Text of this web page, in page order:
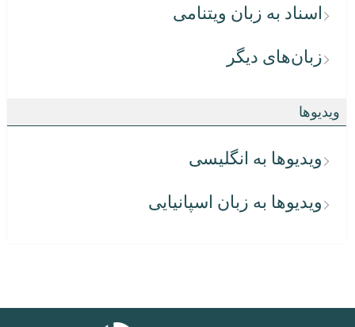
اسناد به زبان ویتنامی
زبان‌های دیگر
ویدیوها
ویدیوها به انگلیسی
ویدیوها به زبان اسپانیایی